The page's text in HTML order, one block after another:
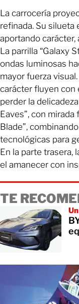
La carrocería
refinada. Su silueta
aportando carácter,
La parrilla “Galaxy
ondas luminosas
mayor fuerza
carácter fluyen con
perder la
Eaves”, con
Blade”,
tecnológicas para
En la parte trasera,
el amanecer con
TE